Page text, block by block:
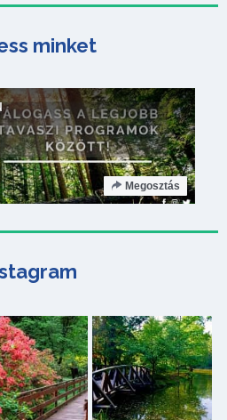
minket
Megosztás